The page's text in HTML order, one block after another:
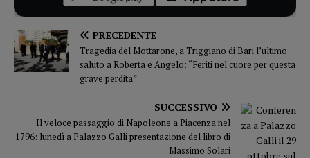
PRECEDENTE
Tragedia del Mottarone, a Triggiano di Bari l’ultimo
saluto a Roberta e Angelo: “Feriti nel cuore per questa
grave perdita”
SUCCESSIVO
Il veloce passaggio di Napoleone a Piacenza nel
1796: lunedì a Palazzo Galli presentazione del libro di
Massimo Solari